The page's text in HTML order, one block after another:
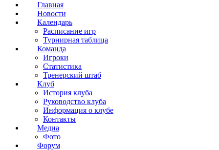
Главная
Новости
Календарь
Расписание игр
Турнирная таблица
Команда
Игроки
Статистика
Тренерский штаб
Клуб
История клуба
Руководство клуба
Информация о клубе
Контакты
Медиа
Фото
Форум